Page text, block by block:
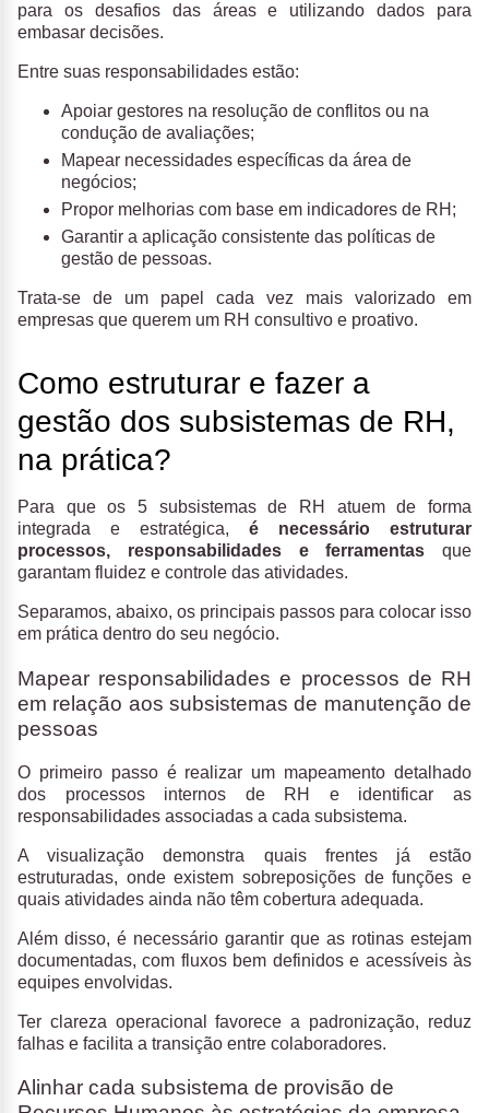
para os desafios das áreas e utilizando dados para
embasar decisões.
Entre suas responsabilidades estão:
Apoiar gestores na resolução de conflitos ou na
condução de avaliações;
Mapear necessidades específicas da área de
negócios;
Propor melhorias com base em indicadores de RH;
Garantir a aplicação consistente das políticas de
gestão de pessoas.
Trata-se de um papel cada vez mais valorizado em
empresas que querem um RH consultivo e proativo.
Como estruturar e fazer a
gestão dos subsistemas de RH,
na prática?
Para que os 5 subsistemas de RH atuem de forma
integrada e estratégica, é necessário estruturar
processos, responsabilidades e ferramentas que
garantam fluidez e controle das atividades.
Separamos, abaixo, os principais passos para colocar isso
em prática dentro do seu negócio.
Mapear responsabilidades e processos de RH
em relação aos subsistemas de manutenção de
pessoas
O primeiro passo é realizar um mapeamento detalhado
dos processos internos de RH e identificar as
responsabilidades associadas a cada subsistema.
A visualização demonstra quais frentes já estão
estruturadas, onde existem sobreposições de funções e
quais atividades ainda não têm cobertura adequada.
Além disso, é necessário garantir que as rotinas estejam
documentadas, com fluxos bem definidos e acessíveis às
equipes envolvidas.
Ter clareza operacional favorece a padronização, reduz
falhas e facilita a transição entre colaboradores.
Alinhar cada subsistema de provisão de